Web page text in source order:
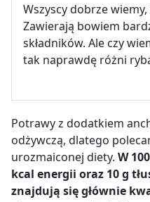
Wszyscy dobrze
Zawierają bowiem
składników. Ale czy
tak naprawdę różni
Potrawy z dodatkiem
odżywczą, dlatego
urozmaiconej diety. W
kcal energii oraz 10 g
znajdują się głównie